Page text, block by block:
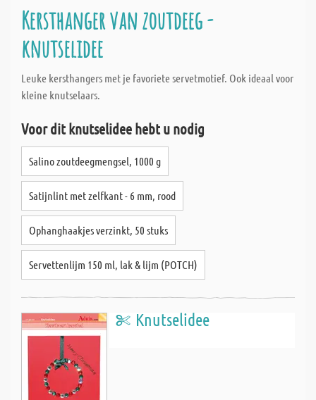
Kersthanger van zoutdeeg -
knutselidee
Leuke kersthangers met je favoriete servetmotief. Ook ideaal voor
kleine knutselaars.
Voor dit knutselidee hebt u nodig
Salino zoutdeegmengsel, 1000 g
Satijnlint met zelfkant - 6 mm, rood
Ophanghaakjes verzinkt, 50 stuks
Servettenlijm 150 ml, lak & lijm (POTCH)
Knutselidee